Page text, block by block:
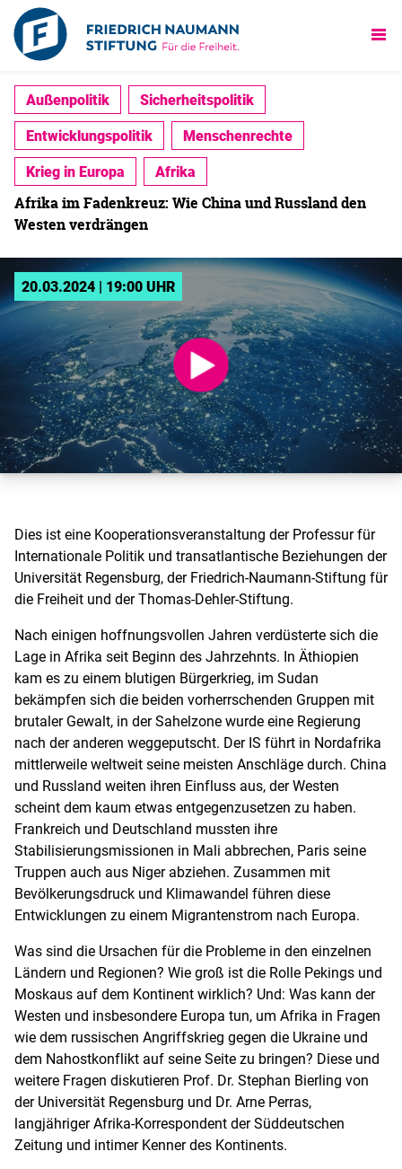
Außenpolitik
Sicherheitspolitik
Entwicklungspolitik
Menschenrechte
Krieg in Europa
Afrika
Afrika im Fadenkreuz: Wie China und Russland den
Westen verdrängen
20.03.2024 | 19:00 UHR
Dies ist eine Kooperationsveranstaltung der Professur für
Internationale Politik und transatlantische Beziehungen der
Universität Regensburg, der Friedrich-Naumann-Stiftung für
die Freiheit und der Thomas-Dehler-Stiftung.
Nach einigen hoffnungsvollen Jahren verdüsterte sich die
Lage in Afrika seit Beginn des Jahrzehnts. In Äthiopien
kam es zu einem blutigen Bürgerkrieg, im Sudan
bekämpfen sich die beiden vorherrschenden Gruppen mit
brutaler Gewalt, in der Sahelzone wurde eine Regierung
nach der anderen weggeputscht. Der IS führt in Nordafrika
mittlerweile weltweit seine meisten Anschläge durch. China
und Russland weiten ihren Einfluss aus, der Westen
scheint dem kaum etwas entgegenzusetzen zu haben.
Frankreich und Deutschland mussten ihre
Stabilisierungsmissionen in Mali abbrechen, Paris seine
Truppen auch aus Niger abziehen. Zusammen mit
Bevölkerungsdruck und Klimawandel führen diese
Entwicklungen zu einem Migrantenstrom nach Europa.
Was sind die Ursachen für die Probleme in den einzelnen
Ländern und Regionen? Wie groß ist die Rolle Pekings und
Moskaus auf dem Kontinent wirklich? Und: Was kann der
Westen und insbesondere Europa tun, um Afrika in Fragen
wie dem russischen Angriffskrieg gegen die Ukraine und
dem Nahostkonflikt auf seine Seite zu bringen? Diese und
weitere Fragen diskutieren Prof. Dr. Stephan Bierling von
der Universität Regensburg und Dr. Arne Perras,
langjähriger Afrika-Korrespondent der Süddeutschen
Zeitung und intimer Kenner des Kontinents.